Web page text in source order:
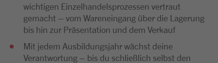
wichtigen Einzelhandelsprozessen vertraut
gemacht – vom Wareneingang über die Lagerung
bis hin zur Präsentation und dem Verkauf
Mit jedem Ausbildungsjahr wächst deine
Verantwortung – bis du schließlich selbst den